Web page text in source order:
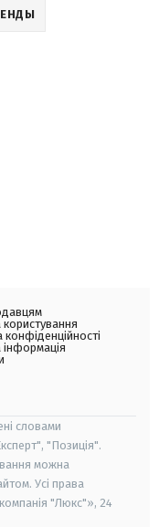
конфіденційності
інформація
словами
"Позиція".
можна
Усі права
"Люкс"», 24